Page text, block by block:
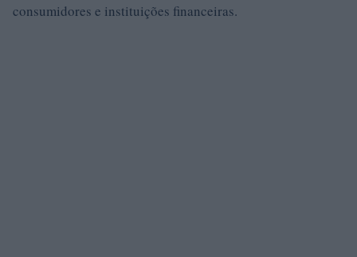
consumidores e instituições financeiras.